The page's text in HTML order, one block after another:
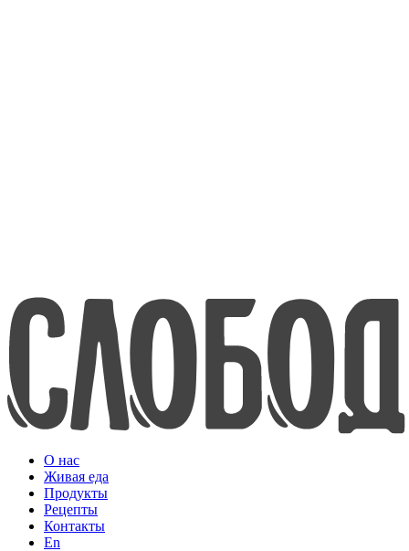
О нас
Живая еда
Продукты
Рецепты
Контакты
En